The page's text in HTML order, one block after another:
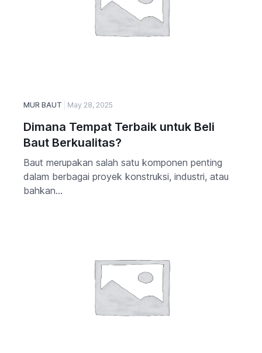
MUR BAUT May 28, 2025
Dimana Tempat Terbaik untuk Beli
Baut Berkualitas?
Baut merupakan salah satu komponen penting
dalam berbagai proyek konstruksi, industri, atau
bahkan...